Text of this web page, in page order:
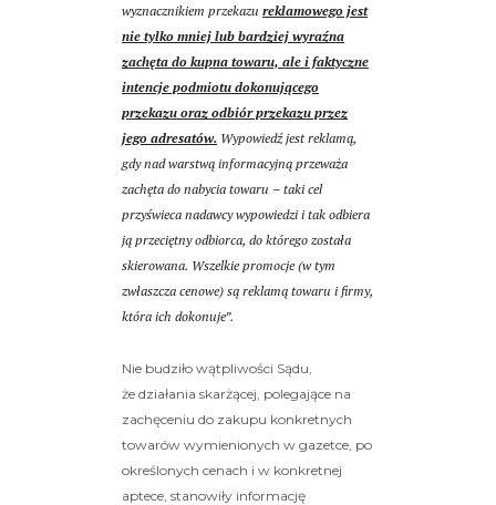
wyznacznikiem przekazu reklamowego jest
nie tylko mniej lub bardziej wyraźna
zachęta do kupna towaru, ale i faktyczne
intencje podmiotu dokonującego
przekazu oraz odbiór przekazu przez
jego adresatów. Wypowiedź jest reklamą,
gdy nad warstwą informacyjną przeważa
zachęta do nabycia towaru – taki cel
przyświeca nadawcy wypowiedzi i tak odbiera
ją przeciętny odbiorca, do którego została
skierowana. Wszelkie promocje (w tym
zwłaszcza cenowe) są reklamą towaru i firmy,
która ich dokonuje”.
Nie budziło wątpliwości Sądu,
że działania skarżącej, polegające na
zachęceniu do zakupu konkretnych
towarów wymienionych w gazetce, po
określonych cenach i w konkretnej
aptece, stanowiły informację